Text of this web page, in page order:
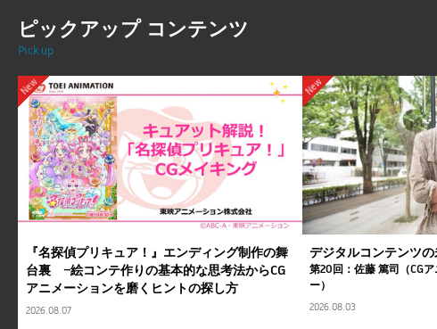
ピックアップ コンテンツ
Pick up
New
『名探偵プリキュア！』エンディング制作の舞
台裏 ―絵コンテ作りの基本的な思考法からCG
アニメーションを磨くヒントの探し方
2026.08.07
New
デジタルコンテンツ
第20回：佐藤 篤司（CG
ー）
2026.08.03